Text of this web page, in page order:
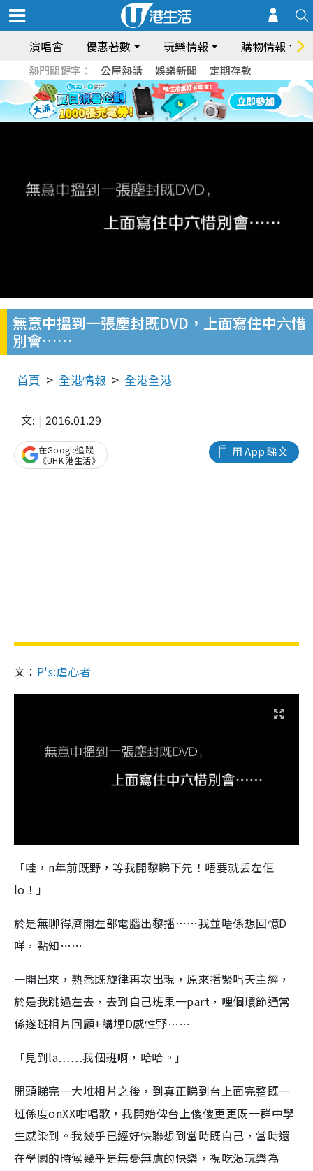
演唱會 優惠著數 玩樂情報 購物情報
熱門關鍵字： 公屋熱話 娛樂新聞 定期存款
無意中搵到一張塵封既DVD，上面寫住中六惜
別會……
首頁 全港情報 全港全港
文: 2016.01.29
用 App 睇文
在Google追蹤
《UHK 港生活》
文： P's:虐心者
「哇，n年前既野，等我開黎睇下先！唔要就丢左佢
lo！」
於是無聊得濟開左部電腦出黎播……我並唔係想回憶D
咩，點知……
一開出來，熟悉既旋律再次出現，原來播緊唱天主經，
於是我跳過左去，去到自己班果一part，哩個環節通常
係遂班相片回顧+講埋D感性野……
「見到la……我個班啊，哈哈。」
開頭睇完一大堆相片之後，到真正睇到台上面完整既一
班係度onXX咁唱歌，我開始俾台上傻傻更更既一群中學
生感染到。我幾乎已經好快聯想到當時既自己，當時還
在學園的時候幾乎是無憂無慮的快樂，視吃渴玩樂為